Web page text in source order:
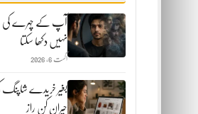
آپ کے چہرے کی وہ
نہیں دکھا سکتا
اگست 6, 2026
بغیر خریدے شاپنگ
حیران کن راز